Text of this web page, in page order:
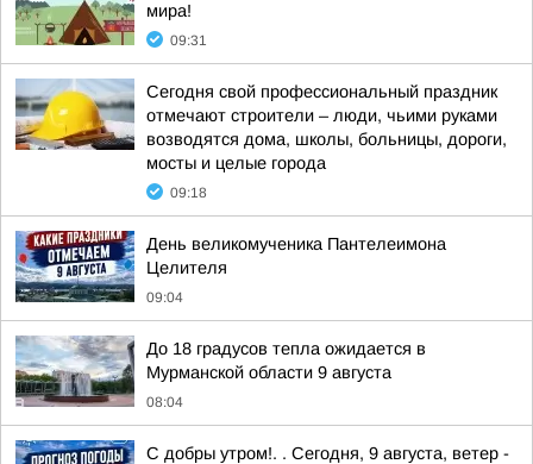
мира!
09:31
Сегодня свой профессиональный праздник
отмечают строители – люди, чьими руками
возводятся дома, школы, больницы, дороги,
мосты и целые города
09:18
День великомученика Пантелеимона
Целителя
09:04
До 18 градусов тепла ожидается в
Мурманской области 9 августа
08:04
С добры утром!. . Сегодня, 9 августа, ветер -